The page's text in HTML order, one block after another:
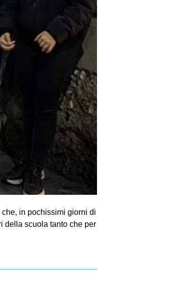
in pochissimi giorni di
della scuola tanto che per